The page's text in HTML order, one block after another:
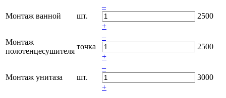
Монтаж ванной шт.
–
+
2500
Монтаж
полотенцесушителя
точка
–
+
2500
Монтаж унитаза шт.
–
+
3000